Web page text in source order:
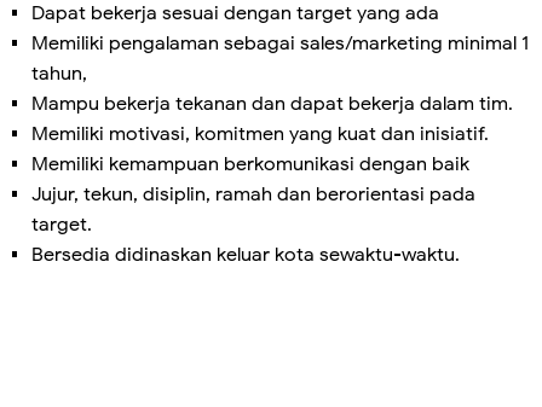
Dapat bekerja sesuai dengan target yang ada
Memiliki pengalaman sebagai sales/marketing minimal 1
tahun,
Mampu bekerja tekanan dan dapat bekerja dalam tim.
Memiliki motivasi, komitmen yang kuat dan inisiatif.
Memiliki kemampuan berkomunikasi dengan baik
Jujur, tekun, disiplin, ramah dan berorientasi pada
target.
Bersedia didinaskan keluar kota sewaktu-waktu.